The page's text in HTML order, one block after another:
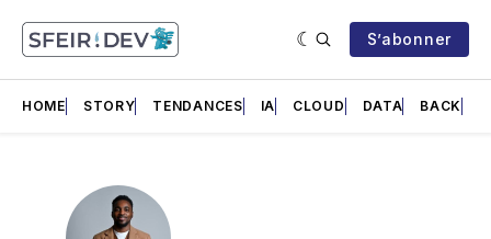
S’abonner
HOME STORY TENDANCES IA CLOUD DATA BACK